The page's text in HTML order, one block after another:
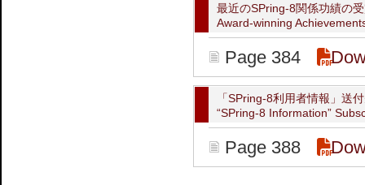
最近のSPring-8関係功績の
Award-winning
Page 384
「SPring-8利用者情報」送
“SPring-8 Information”
Page 388